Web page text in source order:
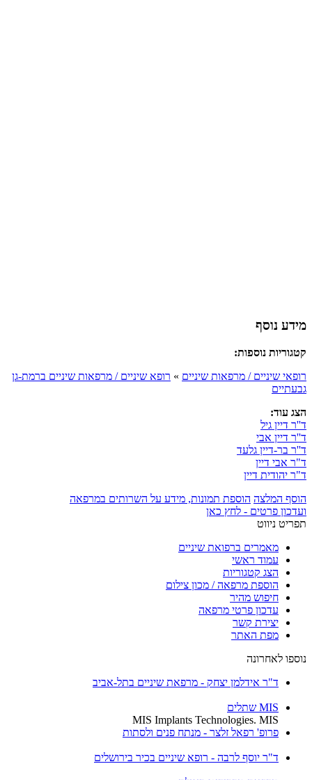
מידע נוסף
קטגוריות נוספות:
רופאי שיניים / מרפאות שיניים » רופא שיניים / מרפאות שיניים ברמת-גן
גבעתיים
הצג עוד:
ד''ר דיין גיל
ד''ר דיין אבי
ד''ר בר-דיין גלעד
ד"ר אבי דיין
ד"ר יהודית דיין
הוסף המלצה הוספת תמונות, מידע על השרותים במרפאה
ועדכון פרטים - לחץ כאן
תפריט ניווט
מאמרים ברפואת שיניים
עמוד ראשי
הצג קטגוריות
הוספת מרפאה / מכון צילום
חיפוש מהיר
עדכון פרטי מרפאה
יצירת קשר
מפת האתר
נוספו לאחרונה
ד"ר אידלמן יצחק - מרפאת שיניים בתל-אביב
MIS שתלים
MIS Implants Technologies. MIS
פרופ' רפאל זלצר - מנתח פנים ולסתות
ד"ר יוסף לרבה - רופא שיניים בכיר בירושלים